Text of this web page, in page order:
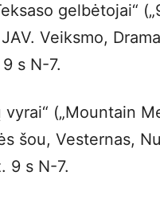
gelbėtojai“
Veiksmo,
s N-7.
vyrai“ („Mountain
šou, Vesternas,
9 s N-7.